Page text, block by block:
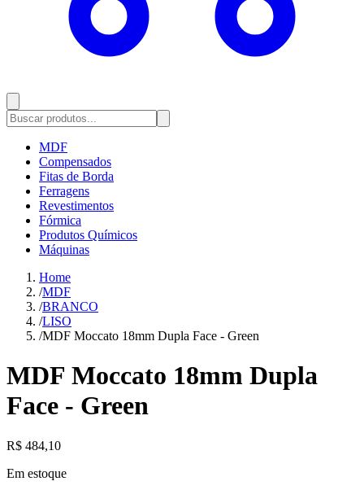
MDF
Compensados
Fitas de Borda
Ferragens
Revestimentos
Fórmica
Produtos Químicos
Máquinas
Home
/MDF
/BRANCO
/LISO
/MDF Moccato 18mm Dupla Face - Green
MDF Moccato 18mm Dupla
Face - Green
R$ 484,10
Em estoque